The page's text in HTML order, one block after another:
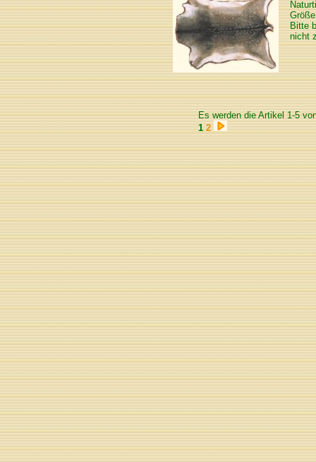
Bitte
nicht
Es werden die Artikel 1-5
1 2